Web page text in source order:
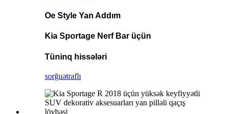
Oe Style Yan Addım
Kia Sportage Nerf Bar üçün
Tüninq hissələri
sorğuətraflı